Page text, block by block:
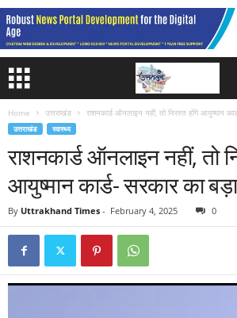
Home उत्तराखंड राशनकार्ड ऑनलाइन नहीं, तो निरस्त होंगे आयुष्मान
उत्तराखंड स्वास्थ्य
राशनकार्ड ऑनलाइन नहीं, तो
आयुष्मान कार्ड- सरकार का
By Uttrakhand Times - February 4, 2025 0